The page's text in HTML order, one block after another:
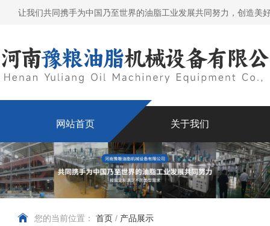
让我们共同携手为中国乃至世界的油脂工业发展共同努力，创造美
网站首页 关于我们
您的当前位置： 首页 / 产品展示